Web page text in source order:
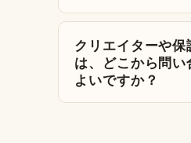
クリエイターや
は、どこから問
よいですか？